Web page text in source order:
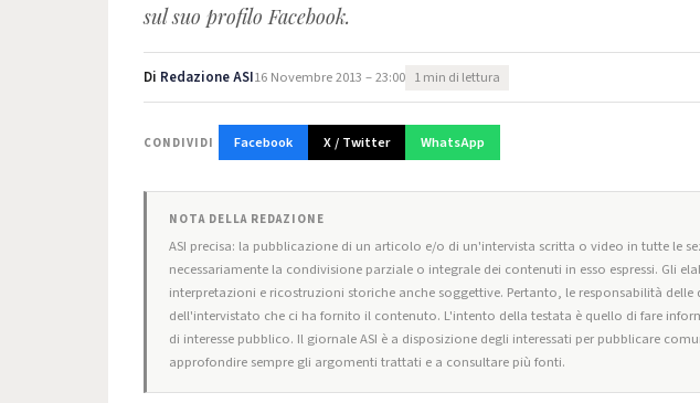
sul suo profilo Facebook.
Di Redazione ASI16 Novembre 2013 – 23:00 1 min di lettura
CONDIVIDI Facebook X / Twitter WhatsApp
NOTA DELLA REDAZIONE
ASI precisa: la pubblicazione di un articolo e/o di un'intervista scritta o video in tutte le
necessariamente la condivisione parziale o integrale dei contenuti in esso espressi. Gli
interpretazioni e ricostruzioni storiche anche soggettive. Pertanto, le responsabilità
dell'intervistato che ci ha fornito il contenuto. L'intento della testata è quello di fare
di interesse pubblico. Il giornale ASI è a disposizione degli interessati per pubblicare
approfondire sempre gli argomenti trattati e a consultare più fonti.